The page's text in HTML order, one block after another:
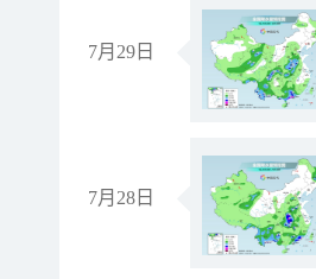
7月29日
7月28日